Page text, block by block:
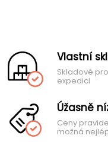
Vlastní
Skladové
expedici
Úžasně
Ceny
možná